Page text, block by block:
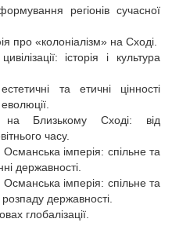
регіонів сучасної
про «колоніалізм» на Сході.
історія і культура
та етичні цінності
на Близькому Сході: від
часу.
імперія: спільне та
державності.
імперія: спільне та
державності.
глобалізації.